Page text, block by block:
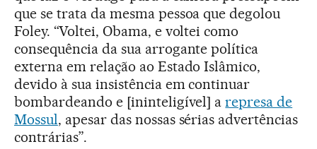
que se trata da mesma pessoa que degolou
Foley. “Voltei, Obama, e voltei como
consequência da sua arrogante política
externa em relação ao Estado Islâmico,
devido à sua insistência em continuar
bombardeando e [ininteligível] arepresa de
Mossul, apesar das nossas sérias advertências
contrárias”.